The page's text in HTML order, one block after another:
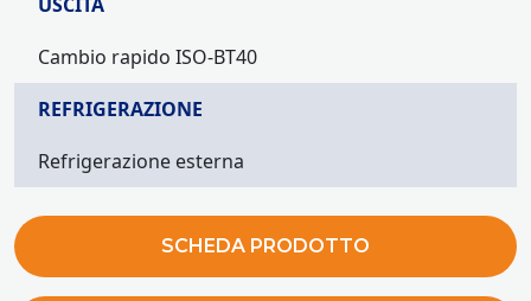
Cambio rapido ISO-BT40
REFRIGERAZIONE
Refrigerazione esterna
SCHEDA PRODOTTO